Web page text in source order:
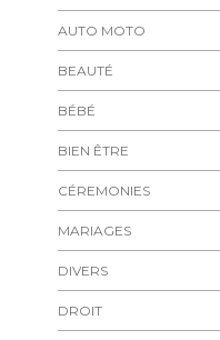
AUTO MOTO
BEAUTÉ
BÉBÉ
BIEN ÊTRE
CÉREMONIES
MARIAGES
DIVERS
DROIT